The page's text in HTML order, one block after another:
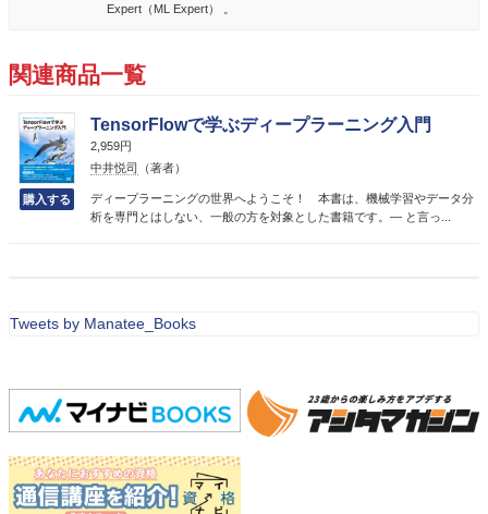
Expert（ML Expert） 。
関連商品一覧
TensorFlowで学ぶディープラーニング入門
2,959円
中井悦司
（著者）
ディープラーニングの世界へようこそ！ 本書は、機械学習やデータ分
析を専門とはしない、一般の方を対象とした書籍です。― と言っ...
Tweets by Manatee_Books